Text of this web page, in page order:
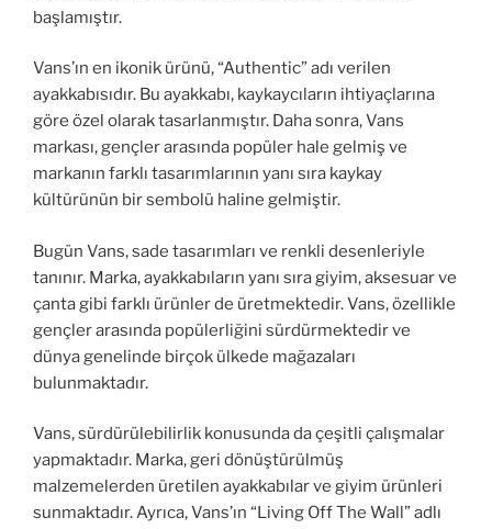
başlamıştır.
Vans’ın en ikonik ürünü, “Authentic” adı verilen
ayakkabısıdır. Bu ayakkabı, kaykaycıların ihtiyaçlarına
göre özel olarak tasarlanmıştır. Daha sonra, Vans
markası, gençler arasında popüler hale gelmiş ve
markanın farklı tasarımlarının yanı sıra kaykay
kültürünün bir sembolü haline gelmiştir.
Bugün Vans, sade tasarımları ve renkli desenleriyle
tanınır. Marka, ayakkabıların yanı sıra giyim, aksesuar ve
çanta gibi farklı ürünler de üretmektedir. Vans, özellikle
gençler arasında popülerliğini sürdürmektedir ve
dünya genelinde birçok ülkede mağazaları
bulunmaktadır.
Vans, sürdürülebilirlik konusunda da çeşitli çalışmalar
yapmaktadır. Marka, geri dönüştürülmüş
malzemelerden üretilen ayakkabılar ve giyim ürünleri
sunmaktadır. Ayrıca, Vans’ın “Living Off The Wall” adlı